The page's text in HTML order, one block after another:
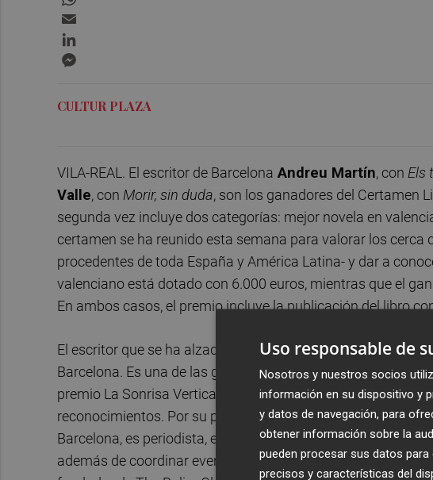
CULTUR PLAZA
VILA-REAL. El escritor de Barcelona Andreu Martín, con Els
Valle, con Morir, sin duda, son los ganadores del Certamen
segunda vez incluye dos categorías: mejor novela en
certamen se ha reunido esta semana para valorar los cerca
procedentes de toda España y América Latina- y dar a
valenciano está dotado con 6.000 euros, mientras que el
En ambos casos, el premio incluye la publicación del libro
El escritor que se ha alzado con el premio a la mejor novela
Barcelona. Es una de las grandes plumas españolas,
premio La Sonrisa Vertical y hasta en tres ocasiones del
reconocimientos. Por su parte, el ganador en la modalidad
Barcelona, es periodista, escritor y promotor y ha trabajado
además de coordinar eventos de corte mod, como Take Ivy
Uso responsable de
Nosotros y nuestros socios
información en su dispositivo y
y datos de navegación, para
obtener información sobre la
pueden procesar sus datos
precisos y características del